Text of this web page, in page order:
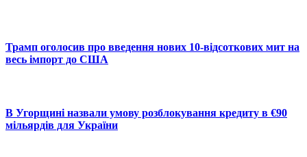
Трамп оголосив про введення нових 10-відсоткових мит на
весь імпорт до США
В Угорщині назвали умову розблокування кредиту в €90
мільярдів для України